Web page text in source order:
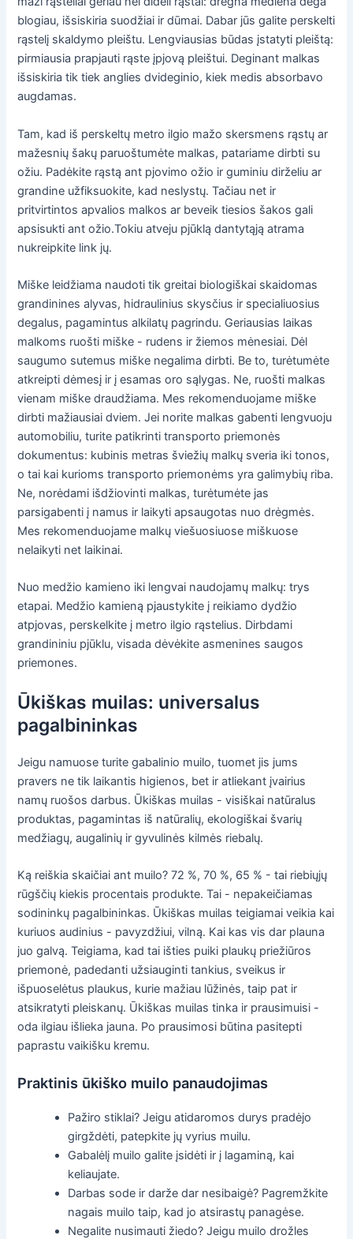
blogiau, išsiskiria suodžiai ir dūmai. Dabar jūs galite perskelti
rąstelį skaldymo pleištu. Lengviausias būdas įstatyti pleištą:
pirmiausia prapjauti rąste įpjovą pleištui. Deginant malkas
išsiskiria tik tiek anglies dvideginio, kiek medis absorbavo
augdamas.
Tam, kad iš perskeltų metro ilgio mažo skersmens rąstų ar
mažesnių šakų paruoštumėte malkas, patariame dirbti su
ožiu. Padėkite rąstą ant pjovimo ožio ir guminiu dirželiu ar
grandine užfiksuokite, kad neslystų. Tačiau net ir
pritvirtintos apvalios malkos ar beveik tiesios šakos gali
apsisukti ant ožio.Tokiu atveju pjūklą dantytąją atrama
nukreipkite link jų.
Miške leidžiama naudoti tik greitai biologiškai skaidomas
grandinines alyvas, hidraulinius skysčius ir specialiuosius
degalus, pagamintus alkilatų pagrindu. Geriausias laikas
malkoms ruošti miške - rudens ir žiemos mėnesiai. Dėl
saugumo sutemus miške negalima dirbti. Be to, turėtumėte
atkreipti dėmesį ir į esamas oro sąlygas. Ne, ruošti malkas
vienam miške draudžiama. Mes rekomenduojame miške
dirbti mažiausiai dviem. Jei norite malkas gabenti lengvuoju
automobiliu, turite patikrinti transporto priemonės
dokumentus: kubinis metras šviežių malkų sveria iki tonos,
o tai kai kurioms transporto priemonėms yra galimybių riba.
Ne, norėdami išdžiovinti malkas, turėtumėte jas
parsigabenti į namus ir laikyti apsaugotas nuo drėgmės.
Mes rekomenduojame malkų viešuosiuose miškuose
nelaikyti net laikinai.
Nuo medžio kamieno iki lengvai naudojamų malkų: trys
etapai. Medžio kamieną pjaustykite į reikiamo dydžio
atpjovas, perskelkite į metro ilgio rąstelius. Dirbdami
grandininiu pjūklu, visada dėvėkite asmenines saugos
priemones.
Ūkiškas muilas: universalus
pagalbininkas
Jeigu namuose turite gabalinio muilo, tuomet jis jums
pravers ne tik laikantis higienos, bet ir atliekant įvairius
namų ruošos darbus. Ūkiškas muilas - visiškai natūralus
produktas, pagamintas iš natūralių, ekologiškai švarių
medžiagų, augalinių ir gyvulinės kilmės riebalų.
Ką reiškia skaičiai ant muilo? 72 %, 70 %, 65 % - tai riebiųjų
rūgščių kiekis procentais produkte. Tai - nepakeičiamas
sodininkų pagalbininkas. Ūkiškas muilas teigiamai veikia kai
kuriuos audinius - pavyzdžiui, vilną. Kai kas vis dar plauna
juo galvą. Teigiama, kad tai išties puiki plaukų priežiūros
priemonė, padedanti užsiauginti tankius, sveikus ir
išpuoselėtus plaukus, kurie mažiau lūžinės, taip pat ir
atsikratyti pleiskanų. Ūkiškas muilas tinka ir prausimuisi -
oda ilgiau išlieka jauna. Po prausimosi būtina pasitepti
paprastu vaikišku kremu.
Praktinis ūkiško muilo panaudojimas
Pažiro stiklai? Jeigu atidaromos durys pradėjo
girgždėti, patepkite jų vyrius muilu.
Gabalėlį muilo galite įsidėti ir į lagaminą, kai
keliaujate.
Darbas sode ir darže dar nesibaigė? Pagremžkite
nagais muilo taip, kad jo atsirastų panagėse.
Negalite nusimauti žiedo? Jeigu muilo drožles